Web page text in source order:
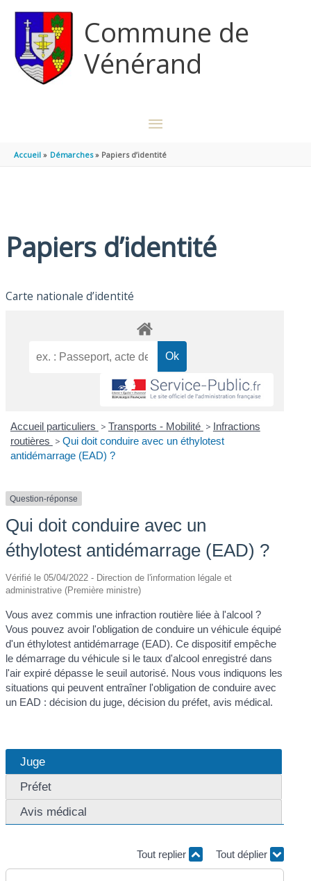
Commune de
Vénérand
MENU
PRINCIPAL
Accueil Démarches Papiers d’identité
Papiers d’identité
Carte nationale d’identité
Accueil particuliers > Transports - Mobilité > Infractions
routières > Qui doit conduire avec un éthylotest
antidémarrage (EAD) ?
Question-réponse
Qui doit conduire avec un
éthylotest antidémarrage (EAD) ?
Vérifié le 05/04/2022 - Direction de l'information légale et
administrative (Première ministre)
Vous avez commis une infraction routière liée à l'alcool ?
Vous pouvez avoir l'obligation de conduire un véhicule équipé
d'un éthylotest antidémarrage (EAD). Ce dispositif empêche
le démarrage du véhicule si le taux d'alcool enregistré dans
l'air expiré dépasse le seuil autorisé. Nous vous indiquons les
situations qui peuvent entraîner l'obligation de conduire avec
un EAD : décision du juge, décision du préfet, avis médical.
Juge
Préfet
Avis médical
Tout replier Tout déplier